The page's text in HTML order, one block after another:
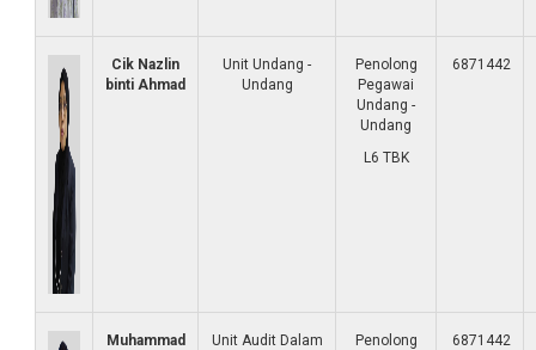
Cik Nazlin
binti Ahmad
Unit Undang -
Undang
Penolong
Pegawai
Undang -
Undang
L6 TBK
6871442
Muhammad
Unit Audit Dalam
Penolong
6871442